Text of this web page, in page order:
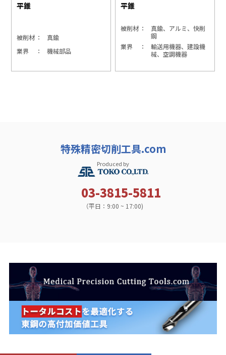
平錐
被削材
真鍮
業界
機械部品
平錐
被削材
真鍮、アルミ、快削
鋼
業界
輸送用機器、建設機
械、空調機器
特殊精密切削工具.com
Produced by
03-3815-5811
（平日：9:00 ~ 17:00)